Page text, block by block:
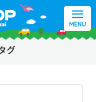
MENU
グ